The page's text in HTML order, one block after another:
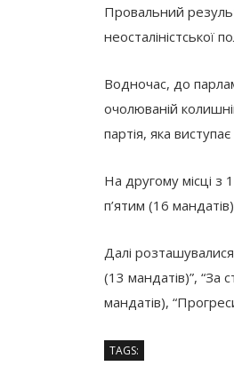
Провальний
неосталіністської
Водночас, до
очолюваній
партія, яка
На другому місці з
п’ятим (16
Далі
(13 мандатів)”, “За
мандатів),
TAGS: